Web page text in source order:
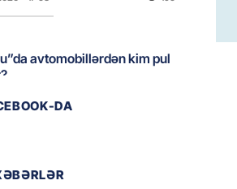
avtomobillərdən kim pul
REPORTAJ
DA